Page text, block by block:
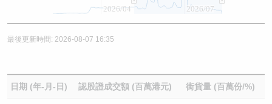
2026/04 2026/07
最後更新時間: 2026-08-07 16:35
日期 (年-月-日) 認股證成交額 (百萬港元) 街貨量 (百萬份/%)